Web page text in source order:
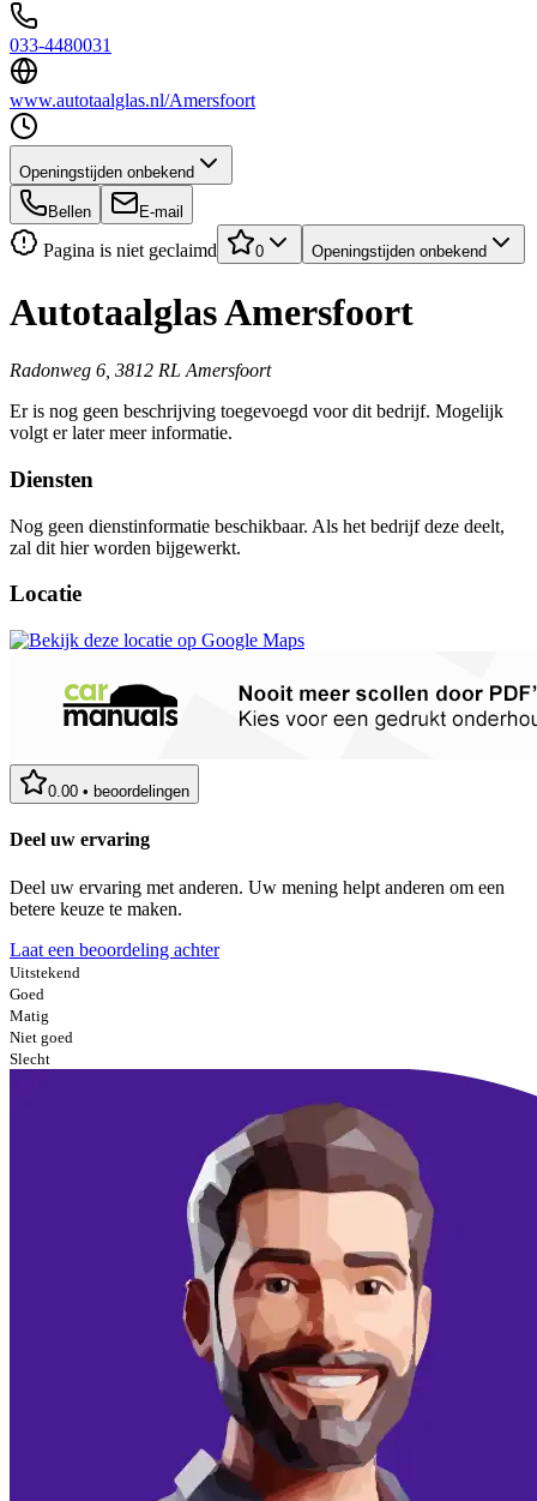
033-4480031
www.autotaalglas.nl/Amersfoort
Openingstijden onbekend
Bellen E-mail
Pagina is niet geclaimd 0 Openingstijden onbekend
Autotaalglas Amersfoort
Radonweg 6, 3812 RL Amersfoort
Er is nog geen beschrijving toegevoegd voor dit bedrijf. Mogelijk
volgt er later meer informatie.
Diensten
Nog geen dienstinformatie beschikbaar. Als het bedrijf deze deelt,
zal dit hier worden bijgewerkt.
Locatie
0.00 • beoordelingen
Deel uw ervaring
Deel uw ervaring met anderen. Uw mening helpt anderen om een
betere keuze te maken.
Laat een beoordeling achter
Uitstekend
Goed
Matig
Niet goed
Slecht